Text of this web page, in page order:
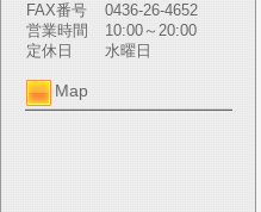
FAX番号
0436-26-4652
営業時間
10:00～20:00
定休日
水曜日
Map